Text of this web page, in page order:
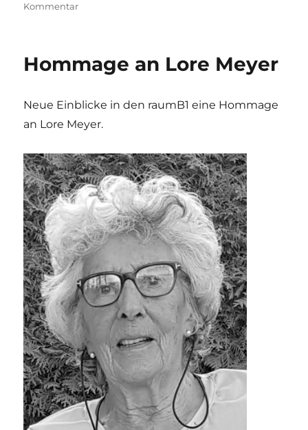
am
Kommentarzu
Burger
Hommage an Lore Meyer
Neue Einblicke in den raumB1 eine Hommage
an Lore Meyer.